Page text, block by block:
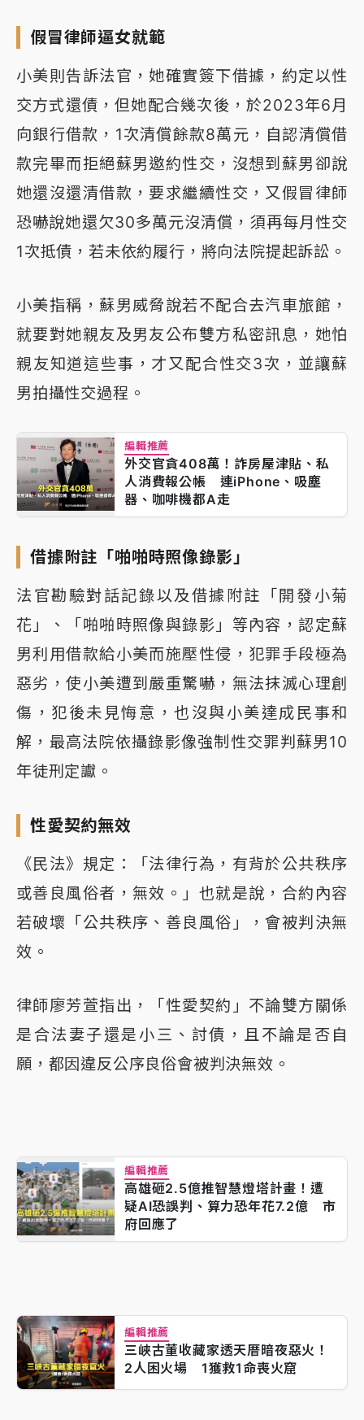
假冒律師逼女就範
小美則告訴法官，她確實簽下借據，約定以性
交方式還債，但她配合幾次後，於2023年6月
向銀行借款，1次清償餘款8萬元，自認清償借
款完畢而拒絕蘇男邀約性交，沒想到蘇男卻說
她還沒還清借款，要求繼續性交，又假冒律師
恐嚇說她還欠30多萬元沒清償，須再每月性交
1次抵債，若未依約履行，將向法院提起訴訟。
小美指稱，蘇男威脅說若不配合去汽車旅館，
就要對她親友及男友公布雙方私密訊息，她怕
親友知道這些事，才又配合性交3次，並讓蘇
男拍攝性交過程。
編輯推薦
外交官貪408萬！詐房屋津貼、私
人消費報公帳 連iPhone、吸塵
器、咖啡機都A走
借據附註「啪啪時照像錄影」
法官勘驗對話記錄以及借據附註「開發小菊
花」、「啪啪時照像與錄影」等內容，認定蘇
男利用借款給小美而施壓性侵，犯罪手段極為
惡劣，使小美遭到嚴重驚嚇，無法抹滅心理創
傷，犯後未見悔意，也沒與小美達成民事和
解，最高法院依攝錄影像強制性交罪判蘇男10
年徒刑定讞。
性愛契約無效
《民法》規定：「法律行為，有背於公共秩序
或善良風俗者，無效。」也就是說，合約內容
若破壞「公共秩序、善良風俗」，會被判決無
效。
律師廖芳萱指出，「性愛契約」不論雙方關係
是合法妻子還是小三、討債，且不論是否自
願，都因違反公序良俗會被判決無效。
編輯推薦
高雄砸2.5億推智慧燈塔計畫！遭
疑AI恐誤判、算力恐年花7.2億 市
府回應了
編輯推薦
三峽古董收藏家透天厝暗夜惡火！
2人困火場 1獲救1命喪火窟